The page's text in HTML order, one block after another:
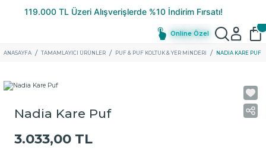
Online Özel
ANASAYFA TAMAMLAYICI ÜRÜNLER PUF & PUF KOLTUK & YER MINDERI NADIA KARE PUF
Nadia Kare Puf
3.033,00 TL